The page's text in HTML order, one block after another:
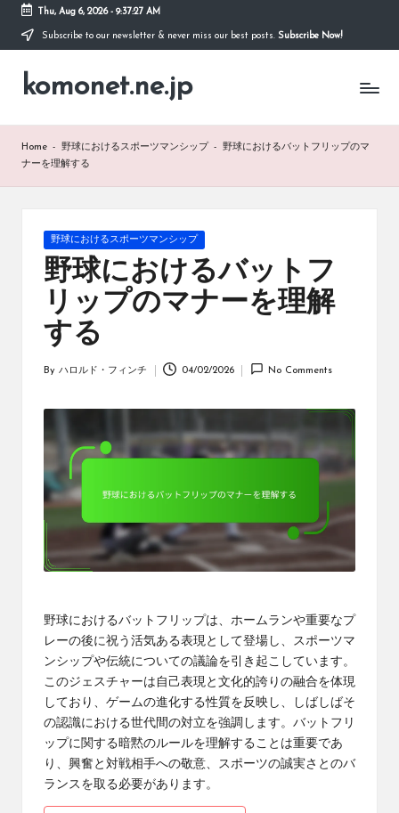
Skip
content
Thu, Aug 6, 2026- 9:37:28 AM
Subscribe to our newsletter & never miss our best posts. Subscribe Now!
komonet.ne.jp
Home - 野球におけるスポーツマンシップ -
野球におけるバットフリップのマ
ナーを理解する
Posted
in
野球におけるスポーツマンシップ
野球におけるバットフ
リップのマナーを理解
する
By ハロルド・フィンチ 04/02/2026 No Comments
野球におけるバットフリップは、ホームランや重要なプ
レーの後に祝う活気ある表現として登場し、スポーツマ
ンシップや伝統についての議論を引き起こしています。
このジェスチャーは自己表現と文化的誇りの融合を体現
しており、ゲームの進化する性質を反映し、しばしばそ
の認識における世代間の対立を強調します。バットフリ
ップに関する暗黙のルールを理解することは重要であ
り、興奮と対戦相手への敬意、スポーツの誠実さとのバ
ランスを取る必要があります。